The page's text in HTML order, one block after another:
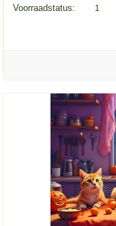
Voorraadstatus: 1